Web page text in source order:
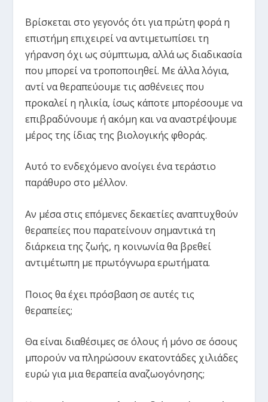
Βρίσκεται στο γεγονός ότι για πρώτη φορά η
επιστήμη επιχειρεί να αντιμετωπίσει τη
γήρανση όχι ως σύμπτωμα, αλλά ως διαδικασία
που μπορεί να τροποποιηθεί. Με άλλα λόγια,
αντί να θεραπεύουμε τις ασθένειες που
προκαλεί η ηλικία, ίσως κάποτε μπορέσουμε να
επιβραδύνουμε ή ακόμη και να αναστρέψουμε
μέρος της ίδιας της βιολογικής φθοράς.
Αυτό το ενδεχόμενο ανοίγει ένα τεράστιο
παράθυρο στο μέλλον.
Αν μέσα στις επόμενες δεκαετίες αναπτυχθούν
θεραπείες που παρατείνουν σημαντικά τη
διάρκεια της ζωής, η κοινωνία θα βρεθεί
αντιμέτωπη με πρωτόγνωρα ερωτήματα.
Ποιος θα έχει πρόσβαση σε αυτές τις
θεραπείες;
Θα είναι διαθέσιμες σε όλους ή μόνο σε όσους
μπορούν να πληρώσουν εκατοντάδες χιλιάδες
ευρώ για μια θεραπεία αναζωογόνησης;